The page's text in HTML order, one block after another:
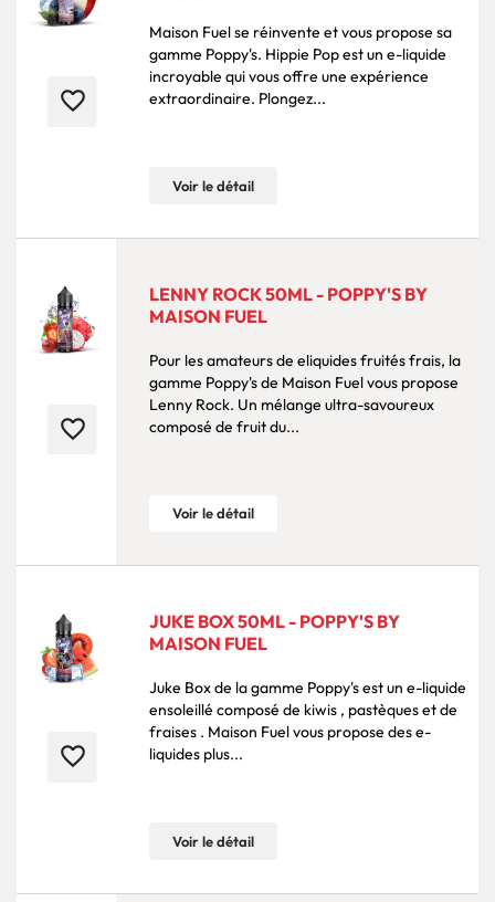
favorite_border
Maison Fuel se réinvente et vous propose sa
gamme Poppy's. Hippie Pop est un e-liquide
incroyable qui vous offre une expérience
extraordinaire. Plongez...
Voir le détail
favorite_border
LENNY ROCK 50ML - POPPY'S BY
MAISON FUEL
Pour les amateurs de eliquides fruités frais, la
gamme Poppy's de Maison Fuel vous propose
Lenny Rock. Un mélange ultra-savoureux
composé de fruit du...
Voir le détail
favorite_border
JUKE BOX 50ML - POPPY'S BY
MAISON FUEL
Juke Box de la gamme Poppy's est un e-liquide
ensoleillé composé de kiwis , pastèques et de
fraises . Maison Fuel vous propose des e-
liquides plus...
Voir le détail